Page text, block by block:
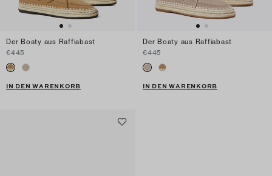
Der Boaty aus Raffiabast
€445
IN DEN WARENKORB
Der Boaty aus Raffiabast
€445
IN DEN WARENKORB